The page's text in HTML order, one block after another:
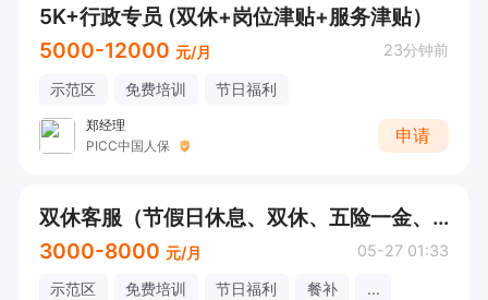
5K+行政专员 (双休+岗位津贴+服务津贴）
5000-12000 元/月 23分钟前
示范区 免费培训 节日福利
郑经理
PICC中国人保
申请
双休客服（节假日休息、双休、五险一金、公司提供固定资源）
3000-8000 元/月 05-27 01:33
示范区 免费培训 节日福利 餐补 ...